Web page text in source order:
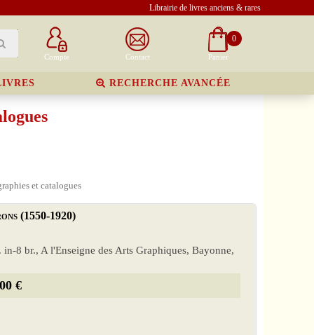
Librairie de livres anciens & rares
Compte Contact
0
Panier
RECHERCHE AVANCÉE
et catalogues
(1550-1920)
8 br., A l'Enseigne des Arts Graphiques, Bayonne,
€